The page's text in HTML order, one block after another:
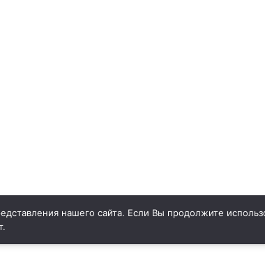
нашего сайта. Если Вы продолжите